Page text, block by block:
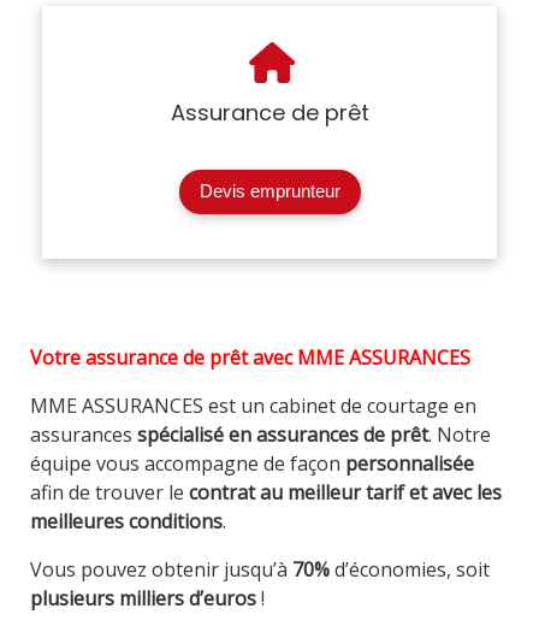
Assurance de prêt
Devis emprunteur
Votre assurance de prêt avec MME ASSURANCES
MME ASSURANCES est un cabinet de courtage en
assurances spécialisé en assurances de prêt. Notre
équipe vous accompagne de façon personnalisée
afin de trouver le contrat au meilleur tarif et avec les
meilleures conditions.
Vous pouvez obtenir jusqu’à 70%d’économies, soit
plusieurs milliers d’euros!